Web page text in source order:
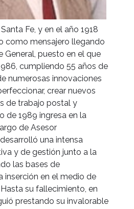
Fe, y en el año 1918
como mensajero llegando
General, puesto en el que
cumpliendo 55 años de
numerosas innovaciones
crear nuevos
de trabajo postal y
de 1989 ingresa en la
de Asesor
una intensa
y de gestión junto a la
las bases de
inserción en el medio de
su fallecimiento, en
prestando su invalorable